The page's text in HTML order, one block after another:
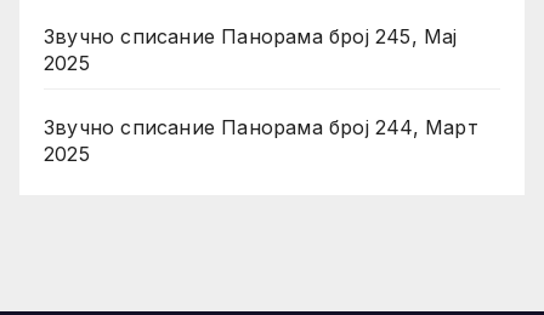
Звучно списание Панорама број 245, Мај
2025
Звучно списание Панорама број 244, Март
2025